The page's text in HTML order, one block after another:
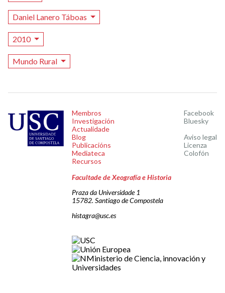
Daniel Lanero Táboas
2010
Mundo Rural
Membros
Investigación
Actualidade
Blog
Publicacións
Mediateca
Recursos
Facebook
Bluesky
Aviso legal
Licenza
Colofón
Facultade de Xeografía e Historia
Praza da Universidade 1
15782. Santiago de Compostela
histagra@usc.es